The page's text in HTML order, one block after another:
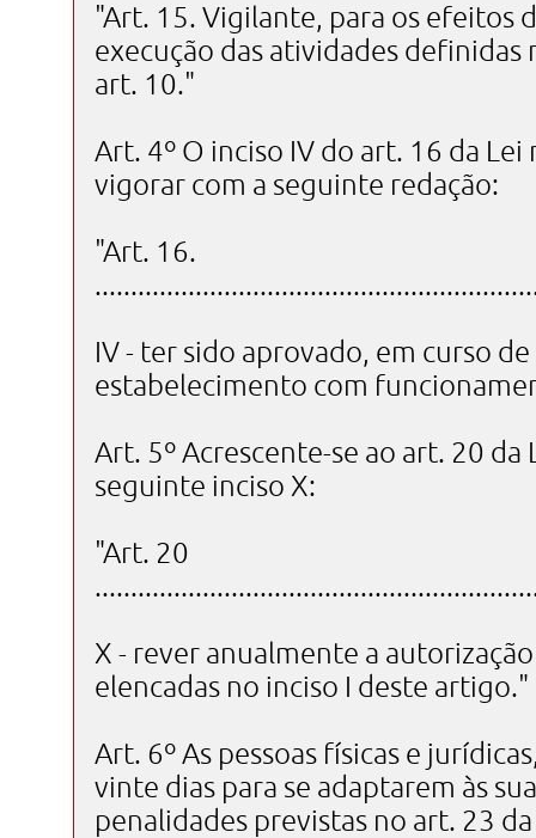
"Art. 15. Vigilante, para os efeitos
execução das atividades definidas
art. 10."
Art. 4º O inciso IV do art. 16 da
vigorar com a seguinte redação:
"Art. 16.
IV - ter sido aprovado, em curso
estabelecimento com
Art. 5º Acrescente-se ao art. 20
seguinte inciso X:
"Art. 20
X - rever anualmente a
elencadas no inciso I deste artigo."
Art. 6º As pessoas físicas e
vinte dias para se adaptarem às
penalidades previstas no art. 23